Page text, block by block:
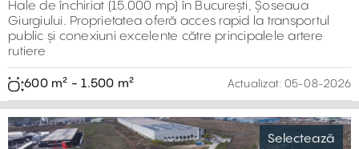
1.500 m² - 1.500 m² Actualizat:05-08-2026
Selectează
Previous Next
Hale de inchiriat - Magurele - Varteju
București, Sud,Strada Bucuresti
Hale moderne de inchiriat, in localitatea Varteju, in
imediata apropiere a Soselei de Centura a Bucurestiului si